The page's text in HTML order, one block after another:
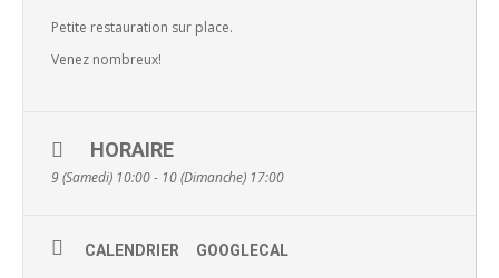
Petite restauration sur place.
Venez nombreux!
HORAIRE
9 (Samedi) 10:00 - 10 (Dimanche) 17:00
CALENDRIER GOOGLECAL